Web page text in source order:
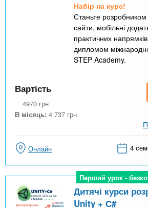
Набір на курс!
Станьте
сайти, мобільні
практичних
дипломом
STEP Academy.
Вартість
4970 грн
В місяць: 4 737 грн
Онлайн 4
Перший урок -
Перший урок -
Дитячі курси
Unity + С#